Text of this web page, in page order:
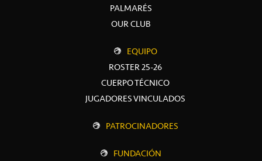
PALMARÉS
OUR CLUB
EQUIPO
ROSTER 25-26
CUERPO TÉCNICO
JUGADORES VINCULADOS
PATROCINADORES
FUNDACIÓN